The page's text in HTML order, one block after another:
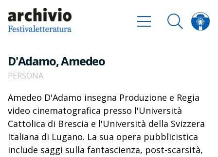
D'Adamo, Amedeo
PERSONA
Amedeo D'Adamo insegna Produzione e Regia
video cinematografica presso l'Università
Cattolica di Brescia e l'Università della Svizzera
Italiana di Lugano. La sua opera pubblicistica
include saggi sulla fantascienza, post-scarsità,